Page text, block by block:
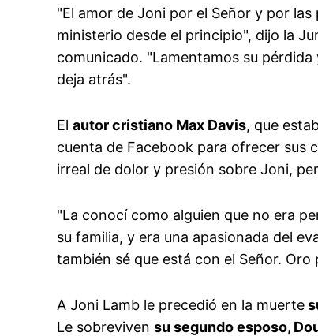
"El amor de Joni por el Señor y por
ministerio desde el principio", dijo la
comunicado. "Lamentamos su
deja atrás".
El autor cristiano Max Davis, que
cuenta de Facebook para ofrecer sus
irreal de dolor y presión sobre Joni,
"La conocí como alguien que no era
su familia, y era una apasionada del
también sé que está con el Señor. Oro
A Joni Lamb le precedió en la muerte
Le sobreviven su segundo esposo,